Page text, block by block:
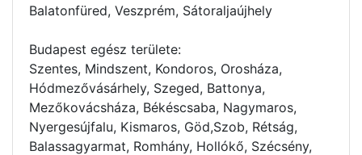
Balatonfüred, Veszprém, Sátoraljaújhely
Budapest egész területe:
Szentes, Mindszent, Kondoros, Orosháza,
Hódmezővásárhely, Szeged, Battonya,
Mezőkovácsháza, Békéscsaba, Nagymaros,
Nyergesújfalu, Kismaros, Göd,Szob, Rétság,
Balassagyarmat, Romhány, Hollókő, Szécsény,